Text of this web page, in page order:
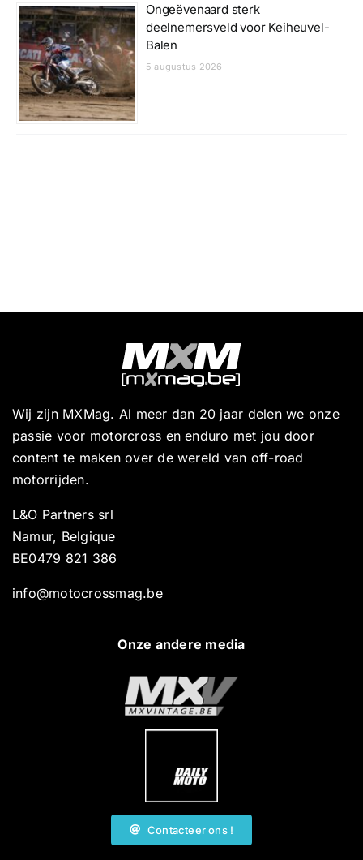
Ongeëvenaard sterk
deelnemersveld voor Keiheuvel-
Balen
5 augustus 2026
Wij zijn MXMag. Al meer dan 20 jaar delen we onze
passie voor motorcross en enduro met jou door
content te maken over de wereld van off-road
motorrijden.
L&O Partners srl
Namur, Belgique
BE0479 821 386
info@motocrossmag.be
Onze andere media
Contacteer ons !